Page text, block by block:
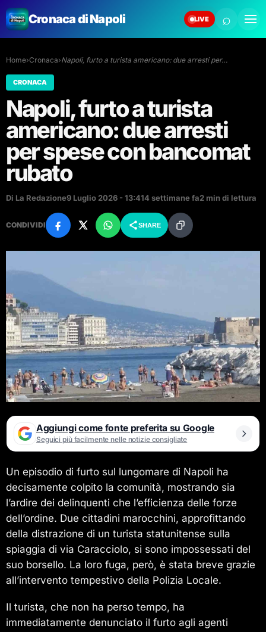
Cronaca di Napoli LIVE ⌕
Home›Cronaca›Napoli, furto a turista americano: due arresti per…
CRONACA
Napoli, furto a turista
americano: due arresti
per spese con bancomat
rubato
Di La Redazione9 Luglio 2026 - 13:414 settimane fa2 min di lettura
CONDIVIDI SHARE
Aggiungi come fonte preferita su Google
Seguici più facilmente nelle notizie consigliate
Un episodio di furto sul lungomare di Napoli ha
decisamente colpito la comunità, mostrando sia
l’ardire dei delinquenti che l’efficienza delle forze
dell’ordine. Due cittadini marocchini, approfittando
della distrazione di un turista statunitense sulla
spiaggia di via Caracciolo, si sono impossessati del
suo borsello. La loro fuga, però, è stata breve grazie
all’intervento tempestivo della Polizia Locale.
Il turista, che non ha perso tempo, ha
immediatamente denunciato il furto agli agenti